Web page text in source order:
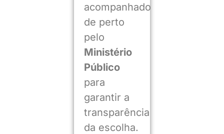
acompanhado
de perto
pelo
Ministério
Público
para
garantir a
transparência
da escolha.